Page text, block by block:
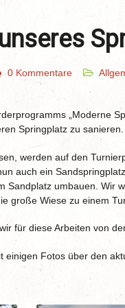
0 Kommentare
„Moderne
Springplatz zu sanieren.
werden auf den
auch ein
Sandplatz umbauen. Wir
große Wiese zu einem
für diese Arbeiten von
einigen Fotos über den